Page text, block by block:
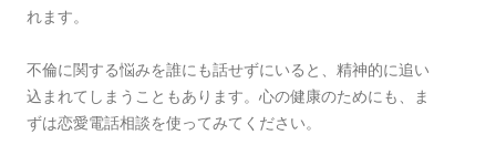
れます。
不倫に関する悩みを誰にも話せずにいると、精神的に追い
込まれてしまうこともあります。心の健康のためにも、ま
ずは恋愛電話相談を使ってみてください。